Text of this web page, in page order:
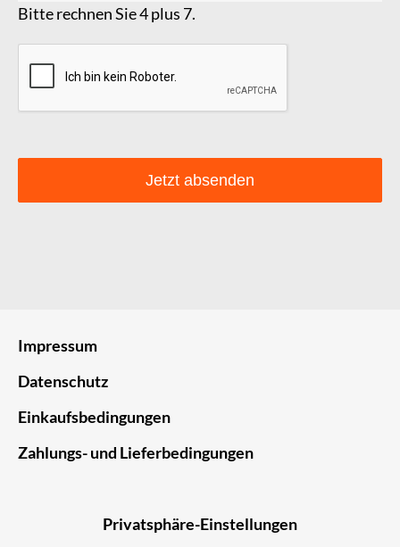
Bitte rechnen Sie 4 plus 7.
Jetzt absenden
Impressum
Datenschutz
Einkaufsbedingungen
Zahlungs- und Lieferbedingungen
Privatsphäre-Einstellungen